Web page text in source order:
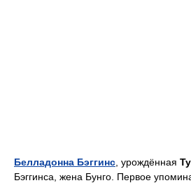
Белладонна Бэггинс , урождённая
Бэггинса, жена Бунго. Первое